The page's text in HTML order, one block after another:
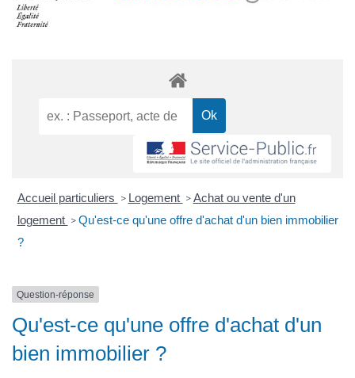
Accueil particuliers > Logement > Achat ou vente d'un
logement > Qu'est-ce qu'une offre d'achat d'un bien immobilier
?
Question-réponse
Qu'est-ce qu'une offre d'achat d'un
bien immobilier ?